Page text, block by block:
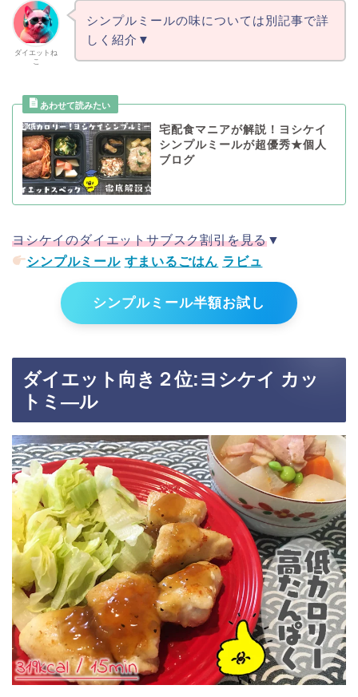
ダイエットね
こ
シンプルミールの味については別記事で詳
しく紹介▼
宅配食マニアが解説！ヨシケイ
シンプルミールが超優秀★個人
ブログ
ヨシケイのダイエットサブスク割引を見る▼
シンプルミール すまいるごはん ラビュ
シンプルミール半額お試し
ダイエット向き２位:ヨシケイ カッ
トミ―ル